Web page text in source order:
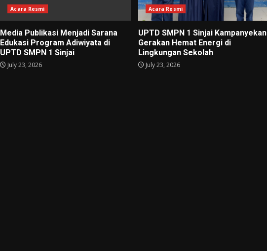
Acara Resmi
Media Publikasi Menjadi Sarana
Edukasi Program Adiwiyata di
UPTD SMPN 1 Sinjai
July 23, 2026
Acara Resmi
UPTD SMPN 1 Sinjai Kampanyekan
Gerakan Hemat Energi di
Lingkungan Sekolah
July 23, 2026